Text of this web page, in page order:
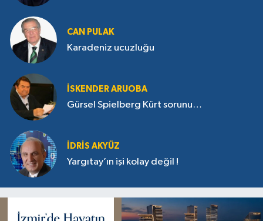
CAN PULAK
Karadeniz ucuzluğu
İSKENDER ARUOBA
Gürsel Spielberg Kürt sorunu…
İDRIS AKYÜZ
Yargıtay’ın işi kolay değil !